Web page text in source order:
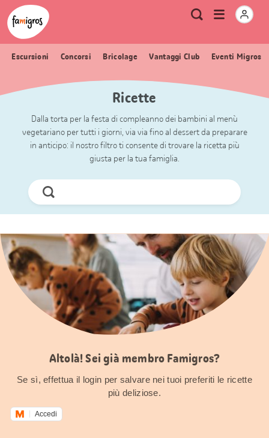
Navigazione
segnalibri
Header
Logo Metanavigazione
Ricerca
Apri
menu
Escursioni Concorsi Bricolage Vantaggi Club Eventi Migros
Ricette
Dalla torta per la festa di compleanno dei bambini al menù
vegetariano per tutti i giorni, via via fino al dessert da preparare
in anticipo: il nostro filtro ti consente di trovare la ricetta più
giusta per la tua famiglia.
Cerca
ora
Altolà! Sei già membro Famigros?
Se sì, effettua il login per salvare nei tuoi preferiti le ricette
più deliziose.
Accedi